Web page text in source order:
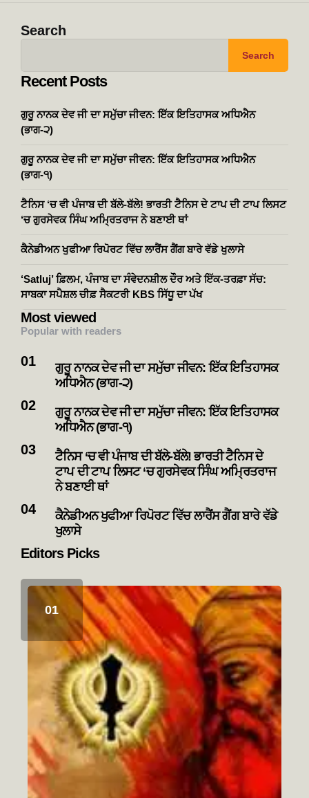
Search
Search
Recent Posts
ਗੁਰੂ ਨਾਨਕ ਦੇਵ ਜੀ ਦਾ ਸਮੁੱਚਾ ਜੀਵਨ: ਇੱਕ ਇਤਿਹਾਸਕ ਅਧਿਐਨ
(ਭਾਗ-੨)
ਗੁਰੂ ਨਾਨਕ ਦੇਵ ਜੀ ਦਾ ਸਮੁੱਚਾ ਜੀਵਨ: ਇੱਕ ਇਤਿਹਾਸਕ ਅਧਿਐਨ
(ਭਾਗ-੧)
ਟੈਨਿਸ ‘ਚ ਵੀ ਪੰਜਾਬ ਦੀ ਬੱਲੇ-ਬੱਲੇ! ਭਾਰਤੀ ਟੈਨਿਸ ਦੇ ਟਾਪ ਦੀ ਟਾਪ ਲਿਸਟ
‘ਚ ਗੁਰਸੇਵਕ ਸਿੰਘ ਅਮ੍ਰਿਤਰਾਜ ਨੇ ਬਣਾਈ ਥਾਂ
ਕੈਨੇਡੀਅਨ ਖੁਫੀਆ ਰਿਪੋਰਟ ਵਿੱਚ ਲਾਰੈਂਸ ਗੈਂਗ ਬਾਰੇ ਵੱਡੇ ਖੁਲਾਸੇ
‘Satluj’ ਫ਼ਿਲਮ, ਪੰਜਾਬ ਦਾ ਸੰਵੇਦਨਸ਼ੀਲ ਦੌਰ ਅਤੇ ਇੱਕ-ਤਰਫ਼ਾ ਸੱਚ:
ਸਾਬਕਾ ਸਪੈਸ਼ਲ ਚੀਫ਼ ਸੈਕਟਰੀ KBS ਸਿੱਧੂ ਦਾ ਪੱਖ
Most viewed
Popular with readers
ਗੁਰੂ ਨਾਨਕ ਦੇਵ ਜੀ ਦਾ ਸਮੁੱਚਾ ਜੀਵਨ: ਇੱਕ ਇਤਿਹਾਸਕ
ਅਧਿਐਨ (ਭਾਗ-੨)
ਗੁਰੂ ਨਾਨਕ ਦੇਵ ਜੀ ਦਾ ਸਮੁੱਚਾ ਜੀਵਨ: ਇੱਕ ਇਤਿਹਾਸਕ
ਅਧਿਐਨ (ਭਾਗ-੧)
ਟੈਨਿਸ ‘ਚ ਵੀ ਪੰਜਾਬ ਦੀ ਬੱਲੇ-ਬੱਲੇ! ਭਾਰਤੀ ਟੈਨਿਸ ਦੇ
ਟਾਪ ਦੀ ਟਾਪ ਲਿਸਟ ‘ਚ ਗੁਰਸੇਵਕ ਸਿੰਘ ਅਮ੍ਰਿਤਰਾਜ
ਨੇ ਬਣਾਈ ਥਾਂ
ਕੈਨੇਡੀਅਨ ਖੁਫੀਆ ਰਿਪੋਰਟ ਵਿੱਚ ਲਾਰੈਂਸ ਗੈਂਗ ਬਾਰੇ ਵੱਡੇ
ਖੁਲਾਸੇ
Editors Picks